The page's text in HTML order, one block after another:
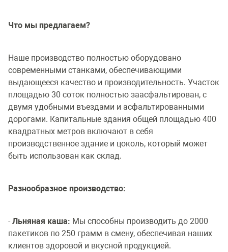
Что мы предлагаем?
Наше производство полностью оборудовано
современными станками, обеспечивающими
выдающееся качество и производительность. Участок
площадью 30 соток полностью заасфальтирован, с
двумя удобными въездами и асфальтированными
дорогами. Капитальные здания общей площадью 400
квадратных метров включают в себя
производственное здание и цоколь, который может
быть использован как склад.
Разнообразное производство:
- Льняная каша: Мы способны производить до 2000
пакетиков по 250 грамм в смену, обеспечивая наших
клиентов здоровой и вкусной продукцией.